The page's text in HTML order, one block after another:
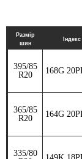
Размір
шин
Індекс
395/85
R20
168G
365/85
R20
164G
335/80
149K